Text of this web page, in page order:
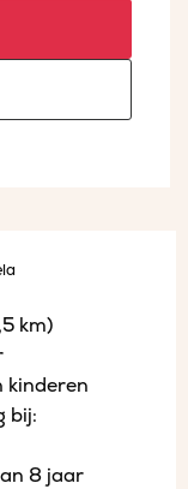
km)
kinderen
bij:
8 jaar